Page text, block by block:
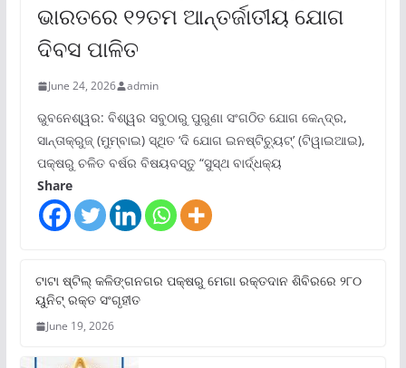
ଭାରତରେ ୧୨ତମ ଆନ୍ତର୍ଜାତୀୟ ଯୋଗ
ଦିବସ ପାଳିତ
June 24, 2026 admin
ଭୁବନେଶ୍ୱର: ବିଶ୍ୱର ସବୁଠାରୁ ପୁରୁଣା ସଂଗଠିତ ଯୋଗ କେନ୍ଦ୍ର,
ସାନ୍ତାକ୍ରୁଜ୍ (ମୁମ୍ବାଇ) ସ୍ଥିତ ‘ଦି ଯୋଗ ଇନଷ୍ଟିଚ୍ୟୁଟ୍‌’ (ଟିୱାଇଆଇ),
ପକ୍ଷରୁ ଚଳିତ ବର୍ଷର ବିଷୟବସ୍ତୁ “ସୁସ୍ଥ ବାର୍ଦ୍ଧକ୍ୟ
Share
ଟାଟା ଷ୍ଟିଲ୍‌ କଳିଙ୍ଗନଗର ପକ୍ଷରୁ ମେଗା ରକ୍ତଦାନ ଶିବିରରେ ୨୮୦
ୟୁନିଟ୍‌ ରକ୍ତ ସଂଗୃହୀତ
June 19, 2026